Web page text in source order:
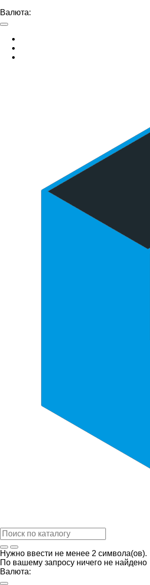
Валюта:
Нужно ввести не менее 2 символа(ов).
По вашему запросу ничего не найдено
Валюта: